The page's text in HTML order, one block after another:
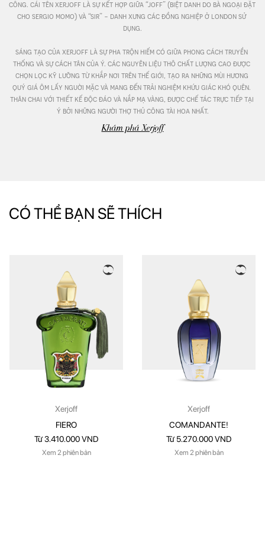
công. cái tên xerjoff là sự kết hợp giữa “joff” (biệt danh do bà ngoại đặt
cho sergio momo) và “sir” - danh xưng các đồng nghiệp ở london sử
dụng.
sáng tạo của xerjoff là sự pha trộn hiếm có giữa phong cách truyền
thống và sự cách tân của ý. các nguyên liệu thô chất lượng cao được
chọn lọc kỹ lưỡng từ khắp nơi trên thế giới, tạo ra những mùi hương
quý giá ôm lấy nguời mặc và mang đến trải nghiệm khứu giác khó quên.
thân chai với thiết kế độc đáo và nắp mạ vàng, được chế tác trực tiếp tại
ý bởi những người thợ thủ công tài hoa nhất.
Khám phá Xerjoff
CÓ THỂ BẠN SẼ THÍCH
Xerjoff
FIERO
Từ 3.410.000 VND
Xem 2 phiên bản
Xerjoff
COMANDANTE!
Từ 5.270.000 VND
Xem 2 phiên bản